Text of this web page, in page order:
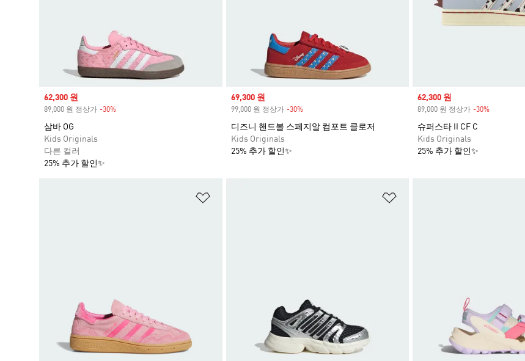
Sale price
62,300 원
89,000 원 정상가 -30%
삼바 OG
Kids Originals
다른 컬러
25% 추가 할인✨
Sale price
69,300 원
99,000 원 정상가 -30%Discount
디즈니 핸드볼 스페지알 컴포트 클로저
Kids Originals
25% 추가 할인✨
Sale price
62,300 원
89,000 원 정상가 -30%
슈퍼스타 II CF C
Kids Originals
25% 추가 할인✨